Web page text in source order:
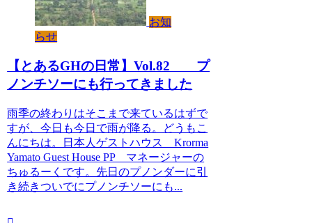
お知
らせ
【とあるGHの日常】Vol.82 プ
ノンチソーにも行ってきました
雨季の終わりはそこまで来ているはずで
すが、今日も今日で雨が降る。どうもこ
んにちは。日本人ゲストハウス Krorma
Yamato Guest House PP マネージャーの
ちゅるーくです。先日のプノンダーに引
き続きついでにプノンチソーにも...